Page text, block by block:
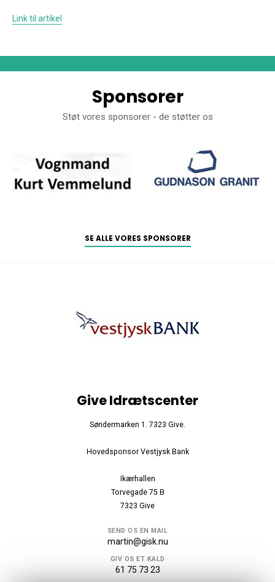
Link til artikel
Sponsorer
Støt vores sponsorer - de støtter os
SE ALLE VORES SPONSORER
Give Idrætscenter
Søndermarken 1. 7323 Give.
Hovedsponsor Vestjysk Bank
Ikærhallen
Torvegade 75 B
7323 Give
SEND OS EN MAIL
martin@gisk.nu
GIV OS ET KALD
61 75 73 23